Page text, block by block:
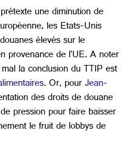
une diminution de
les Etats-Unis
élevés sur le
provenance de l’UE. A noter
la conclusion du TTIP est
. Or, pourJean-
des droits de douane
pression pour faire baisser
le fruit de lobbys de